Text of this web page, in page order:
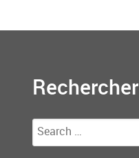
Rechercher
Search
for: